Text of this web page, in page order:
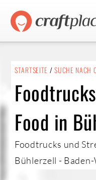
STARTSEITE /SUCHE NACH
Food in
Foodtrucks und
Bühlerzell -